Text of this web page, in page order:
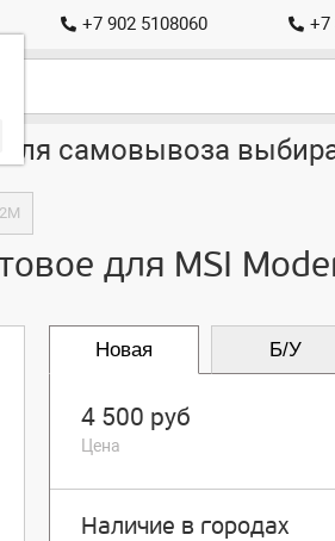
+7 902 5108060 +7
для самовывоза
для MSI
Новая Б/У
4 500 руб
Цена
Наличие в городах